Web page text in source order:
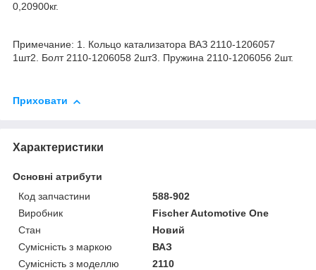
0,20900кг.
Примечание: 1. Кольцо катализатора ВАЗ 2110-1206057
1шт2. Болт 2110-1206058 2шт3. Пружина 2110-1206056 2шт.
Приховати
Характеристики
Основні атрибути
Код запчастини
588-902
Виробник
Fischer Automotive One
Стан
Новий
Сумісність з маркою
ВАЗ
Сумісність з моделлю
2110